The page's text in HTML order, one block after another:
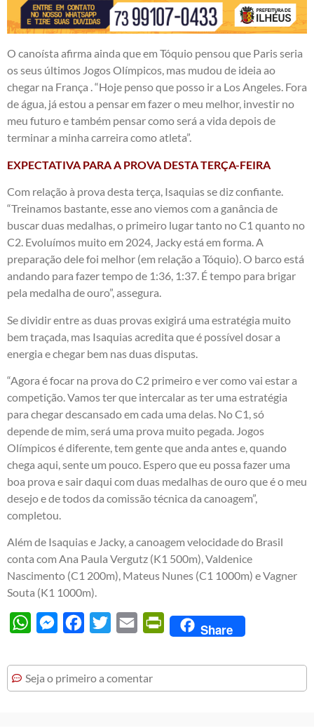
O canoísta afirma ainda que em Tóquio pensou que Paris seria
os seus últimos Jogos Olímpicos, mas mudou de ideia ao
chegar na França . “Hoje penso que posso ir a Los Angeles. Fora
de água, já estou a pensar em fazer o meu melhor, investir no
meu futuro e também pensar como será a vida depois de
terminar a minha carreira como atleta”.
EXPECTATIVA PARA A PROVA DESTA TERÇA-FEIRA
Com relação à prova desta terça, Isaquias se diz confiante.
“Treinamos bastante, esse ano viemos com a ganância de
buscar duas medalhas, o primeiro lugar tanto no C1 quanto no
C2. Evoluímos muito em 2024, Jacky está em forma. A
preparação dele foi melhor (em relação a Tóquio). O barco está
andando para fazer tempo de 1:36, 1:37. É tempo para brigar
pela medalha de ouro”, assegura.
Se dividir entre as duas provas exigirá uma estratégia muito
bem traçada, mas Isaquias acredita que é possível dosar a
energia e chegar bem nas duas disputas.
“Agora é focar na prova do C2 primeiro e ver como vai estar a
competição. Vamos ter que intercalar as ter uma estratégia
para chegar descansado em cada uma delas. No C1, só
depende de mim, será uma prova muito pegada. Jogos
Olímpicos é diferente, tem gente que anda antes e, quando
chega aqui, sente um pouco. Espero que eu possa fazer uma
boa prova e sair daqui com duas medalhas de ouro que é o meu
desejo e de todos da comissão técnica da canoagem”,
completou.
Além de Isaquias e Jacky, a canoagem velocidade do Brasil
conta com Ana Paula Vergutz (K1 500m), Valdenice
Nascimento (C1 200m), Mateus Nunes (C1 1000m) e Vagner
Souta (K1 1000m).
WhatsAppMessengerFacebook
Twitter Email PrintFriendly
Share
Seja o primeiro a comentar